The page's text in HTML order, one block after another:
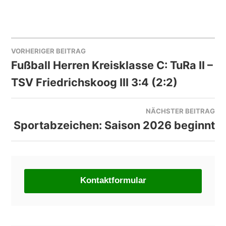
BEITRAGSNAVIGATION
VORHERIGER BEITRAG
Fußball Herren Kreisklasse C: TuRa II –
TSV Friedrichskoog III 3:4 (2:2)
NÄCHSTER BEITRAG
Sportabzeichen: Saison 2026 beginnt
Kontaktformular